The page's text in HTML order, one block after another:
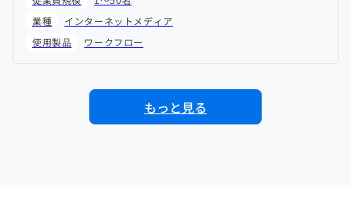
業種
インターネットメディア
使用製品
ワークフロー
もっと見る